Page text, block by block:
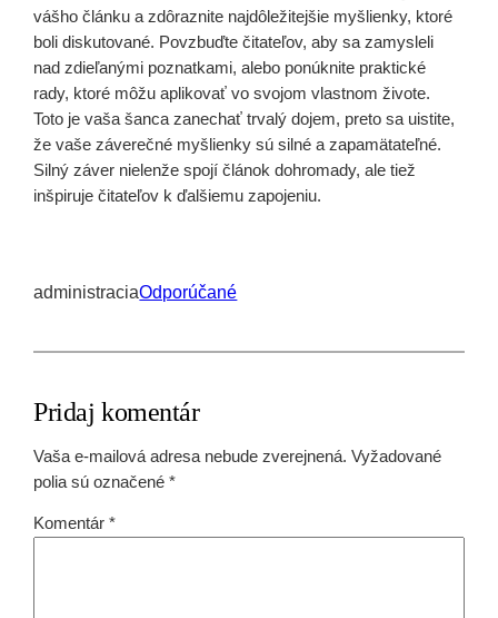
vášho článku a zdôraznite najdôležitejšie myšlienky, ktoré
boli diskutované. Povzbuďte čitateľov, aby sa zamysleli
nad zdieľanými poznatkami, alebo ponúknite praktické
rady, ktoré môžu aplikovať vo svojom vlastnom živote.
Toto je vaša šanca zanechať trvalý dojem, preto sa uistite,
že vaše záverečné myšlienky sú silné a zapamätateľné.
Silný záver nielenže spojí článok dohromady, ale tiež
inšpiruje čitateľov k ďalšiemu zapojeniu.
administraciaOdporúčané
Pridaj komentár
Vaša e-mailová adresa nebude zverejnená. Vyžadované
polia sú označené*
Komentár*